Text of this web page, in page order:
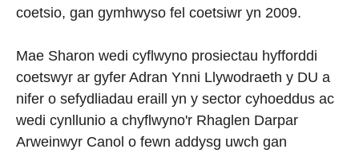
coetsio, gan gymhwyso fel coetsiwr yn 2009.
Mae Sharon wedi cyflwyno prosiectau hyfforddi
coetswyr ar gyfer Adran Ynni Llywodraeth y DU a
nifer o sefydliadau eraill yn y sector cyhoeddus ac
wedi cynllunio a chyflwyno'r Rhaglen Darpar
Arweinwyr Canol o fewn addysg uwch gan